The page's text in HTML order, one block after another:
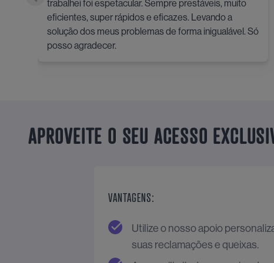
trabalhei foi espetacular. Sempre prestáveis, muito
eficientes, super rápidos e eficazes. Levando a
solução dos meus problemas de forma inigualável. Só
posso agradecer.
APROVEITE O SEU ACESSO
VANTAGENS:
Utilize o nosso apoio
suas reclamações e queixas.